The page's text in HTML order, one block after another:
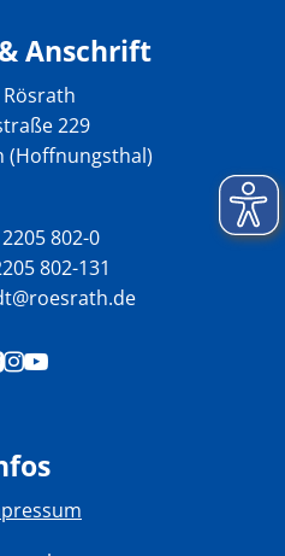
Anschrift
229
(Hoffnungsthal)
802-0
802-131